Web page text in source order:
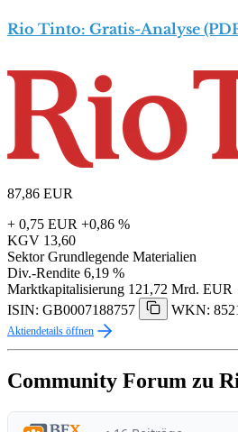
Rio Tinto: Gratis-Analyse
87,86 EUR
+ 0,75 EUR +0,86 %
KGV 13,60
Sektor Grundlegende Materialien
Div.-Rendite 6,19 %
Marktkapitalisierung 121,72 Mrd. EUR
ISIN: GB0007188757
WKN:
Aktiendetails öffnen
Community Forum zu